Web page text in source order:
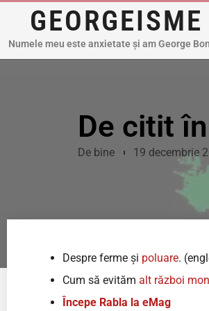
GEORGEISME
Numele meu este anxietate și am George
De citit
De bine 19 decembrie
Despre ferme și poluare.
Cum să evităm alt război
Începe Rabla la eMag